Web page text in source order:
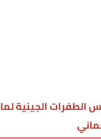
الجينية